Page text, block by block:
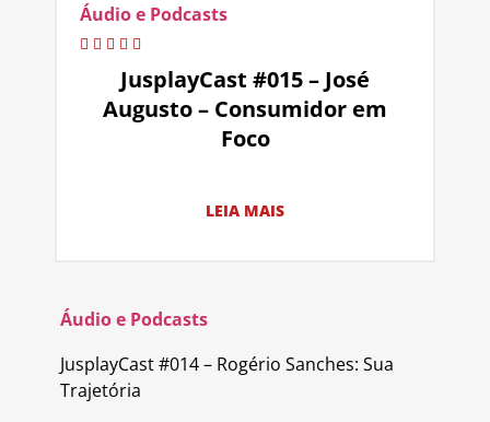
Áudio e Podcasts
JusplayCast #015 – José
Augusto – Consumidor em
Foco
LEIA MAIS
Áudio e Podcasts
JusplayCast #014 – Rogério Sanches: Sua
Trajetória